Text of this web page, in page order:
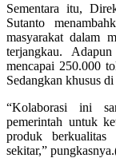
Sementara itu,
Sutanto
masyarakat dalam
terjangkau.
mencapai 250.000
Sedangkan khusus
“Kolaborasi ini
pemerintah untuk
produk berkualitas
sekitar,”